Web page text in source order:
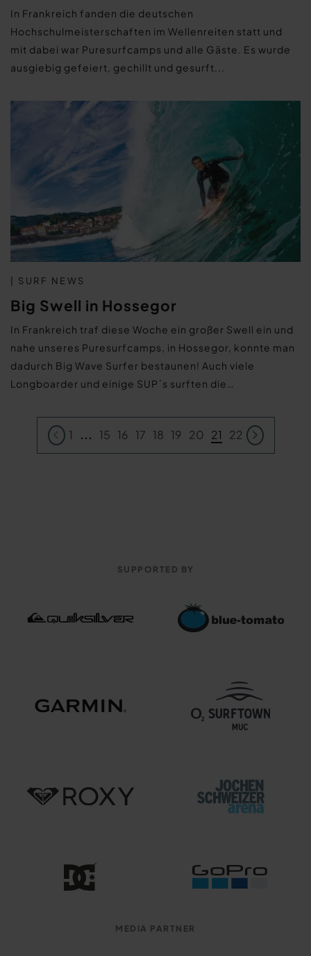
In Frankreich fanden die deutschen
Hochschulmeisterschaften im Wellenreiten statt und
mit dabei war Puresurfcamps und alle Gäste. Es wurde
ausgiebig gefeiert, gechillt und gesurft...
| SURF NEWS
Big Swell in Hossegor
In Frankreich traf diese Woche ein großer Swell ein und
nahe unseres Puresurfcamps, in Hossegor, konnte man
dadurch Big Wave Surfer bestaunen! Auch viele
Longboarder und einige SUP´s surften die…
1 ... 15 16 17 18 19 20 21 22
SUPPORTED BY
MEDIA PARTNER